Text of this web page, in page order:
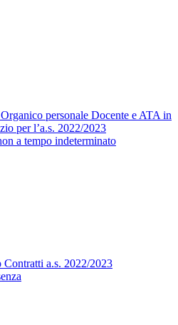
personale Docente e ATA in
per l’a.s. 2022/2023
a tempo indeterminato
Contratti a.s. 2022/2023